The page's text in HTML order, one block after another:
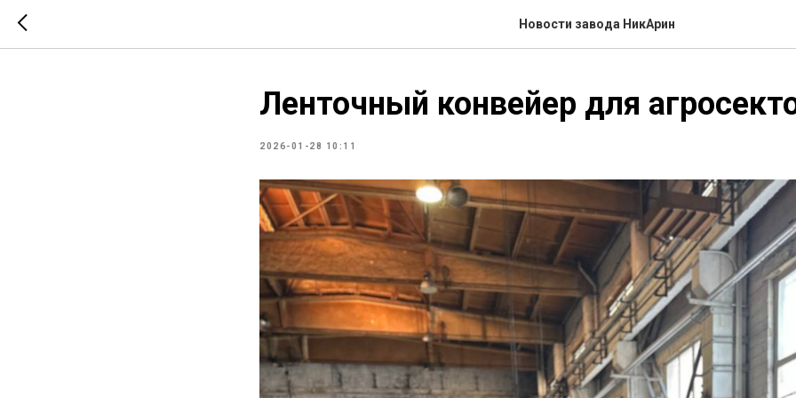
Новости завода НикАрин
Ленточный конвейер для
2026-01-28 10:11